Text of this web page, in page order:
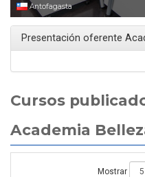
Antofagasta
Presentación oferente
Cursos
Academia
Mostrar